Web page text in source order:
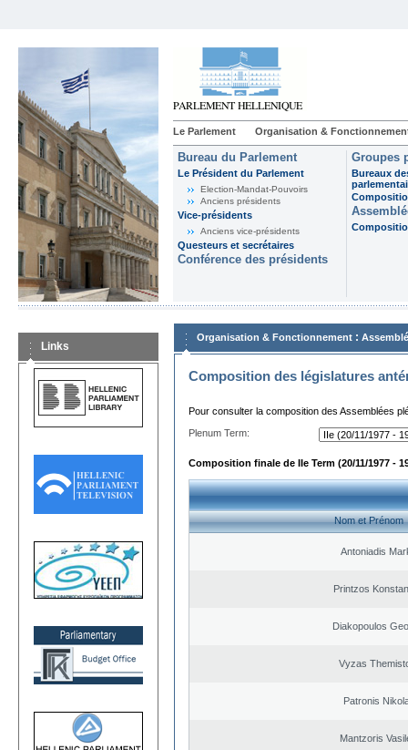
Le Parlement Organisation &
Bureau du Parlement
Le Président du Parlement
Election-Mandat-Pouvoirs
Anciens présidents
Vice-présidents
Anciens vice-présidents
Questeurs et secrétaires
Conférence des présidents
Groupes
Bureaux
Links
Organisation & Fonctionnement :
Composition des législatures
Pour consulter la composition des Assemblées
Plenum Term:
Composition finale de IIe Term (20/11/1977 -
Nom et Prénom
Antoniadis
Printzos
Diakopoulos
Vyzas
Patronis
Mantzoris